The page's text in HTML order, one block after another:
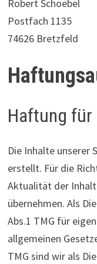
Robert Schoebel
Postfach 1135
74626 Bretzfeld
Haftung für
Die Inhalte
erstellt. Für die
Aktualität der
übernehmen. Als
Abs.1 TMG für
allgemeinen
TMG sind wir als